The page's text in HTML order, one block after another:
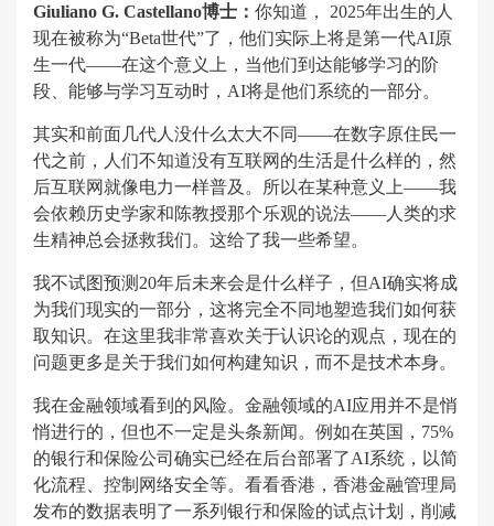
Giuliano G. Castellano博士： 你知道， 2025年出生的人
现在被称为“Beta世代”了，他们实际上将是第一代AI原
生一代——在这个意义上，当他们到达能够学习的阶
段、能够与学习互动时，AI将是他们系统的一部分。
其实和前面几代人没什么太大不同——在数字原住民一
代之前，人们不知道没有互联网的生活是什么样的，然
后互联网就像电力一样普及。所以在某种意义上——我
会依赖历史学家和陈教授那个乐观的说法——人类的求
生精神总会拯救我们。这给了我一些希望。
我不试图预测20年后未来会是什么样子，但AI确实将成
为我们现实的一部分，这将完全不同地塑造我们如何获
取知识。在这里我非常喜欢关于认识论的观点，现在的
问题更多是关于我们如何构建知识，而不是技术本身。
我在金融领域看到的风险。金融领域的AI应用并不是悄
悄进行的，但也不一定是头条新闻。例如在英国，75%
的银行和保险公司确实已经在后台部署了AI系统，以简
化流程、控制网络安全等。看看香港，香港金融管理局
发布的数据表明了一系列银行和保险的试点计划，削减